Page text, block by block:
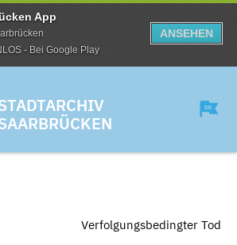
App
- Bei Google Play
ANSEHEN
Verfolgungsbedingter Tod